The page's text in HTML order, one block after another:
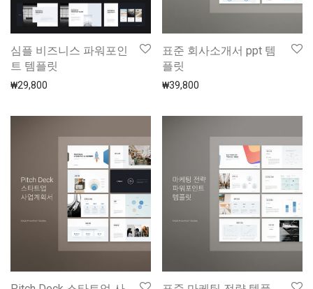
심플 비즈니스 파워포인
트 템플릿
₩29,800
표준 회사소개서 ppt 템
플릿
₩39,800